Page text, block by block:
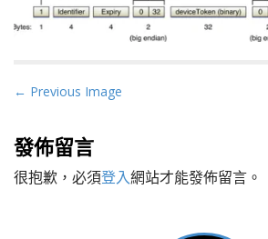
P
s
t
n
← Previous Image
發佈留言
很抱歉，必須登入網站才能發佈留言。